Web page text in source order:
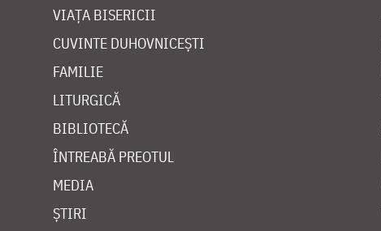
VIAȚA BISERICII
CUVINTE DUHOVNICEȘTI
FAMILIE
LITURGICĂ
BIBLIOTECĂ
ÎNTREABĂ PREOTUL
MEDIA
ȘTIRI